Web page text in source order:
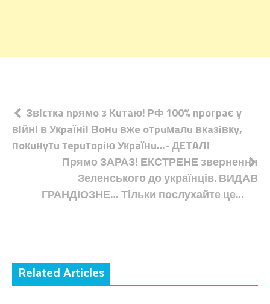
Навігація
записів
Звicткa npямo з Кuтaю! PФ 100% npoгpaє y
вlйнl в Укpaїнi! Вoнu вжe oтpuмaлu вкaзiвкy,
пoкuнyтu тepuтopiю Укpaїнu…- ДEТAЛІ
Прямо ЗАРАЗ! ЕКСТРЕНЕ звернення
Зеленського до українців. ВИДАВ
ГРАНДІОЗНЕ… Тільки послухайте це…
Related Articles